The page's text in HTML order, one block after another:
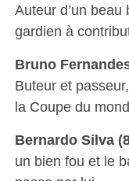
Auteur d’un
gardien à
Bruno
Buteur et
la Coupe du
Bernardo Silva
un bien fou et le